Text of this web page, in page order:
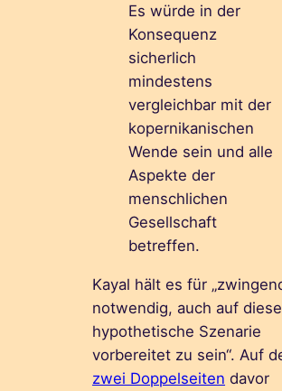
Es würde in der
Konsequenz
sicherlich
mindestens
vergleichbar mit der
kopernikanischen
Wende sein und alle
Aspekte der
menschlichen
Gesellschaft
betreffen.
Kayal hält es für
notwendig, auch auf
hypothetische Szenarie
vorbereitet zu sein“. Auf
zwei Doppelseiten davor